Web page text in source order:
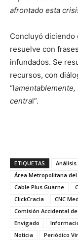
afrontado esta
Concluyó diciendo
resuelve con
infundados. Se
recursos, con
“l
central”.
ETIQUETAS Análisis
Área Metropolitana
Cable Plus Guarne
ClickCracia
CNC
Comisión Accidental
Envigado
Noticia
Periódico